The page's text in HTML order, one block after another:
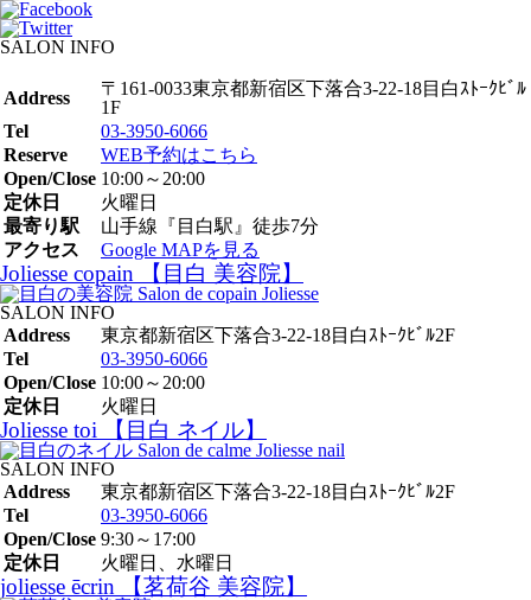
SALON INFO
Address
〒161-0033東京都新宿区下落合3-22-18目白ｽﾄｰｸﾋﾞﾙ
1F
Tel
03-3950-6066
Reserve
WEB予約はこちら
Open/Close 10:00～20:00
定休日
火曜日
最寄り駅
山手線『目白駅』徒歩7分
アクセス
Google MAPを見る
Joliesse copain 【目白 美容院】
SALON INFO
Address
東京都新宿区下落合3-22-18目白ｽﾄｰｸﾋﾞﾙ2F
Tel
03-3950-6066
Open/Close 10:00～20:00
定休日
火曜日
Joliesse toi 【目白 ネイル】
SALON INFO
Address
東京都新宿区下落合3-22-18目白ｽﾄｰｸﾋﾞﾙ2F
Tel
03-3950-6066
Open/Close 9:30～17:00
定休日
火曜日、水曜日
joliesse ēcrin 【茗荷谷 美容院】